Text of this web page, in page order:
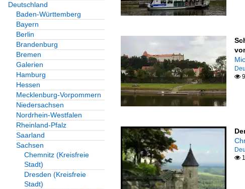
Deutschland
Baden-Württemberg
Bayern
Berlin
Brandenburg
Bremen
Galerien
Hamburg
Hessen
Mecklenburg-Vorpommern
Niedersachsen
Nordrhein-Westfalen
Rheinland-Pfalz
Saarland
Sachsen
Chemnitz (Kreisfreie
Stadt)
Dresden (Kreisfreie
Stadt)
Deutschland
Festungen
Deutschland
Gast-, Wirtshäuser, Kneipen
Deutschland
Deutschland
Industrieanlagen
Deutschland
2009
2010
2011
2012
2013
2015
2016
2017
2019

